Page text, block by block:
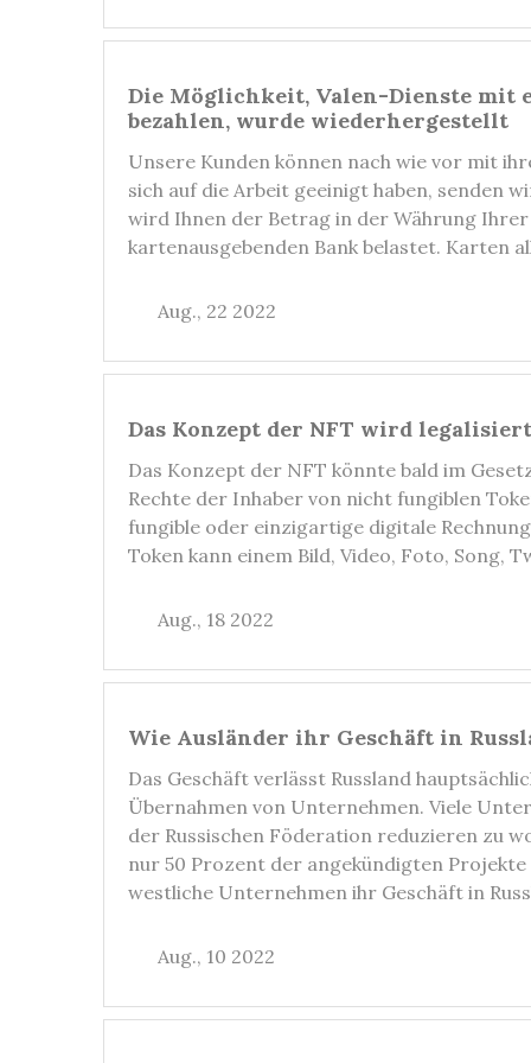
Die Möglichkeit, Valen-Dienste mit
bezahlen, wurde wiederhergestellt
Unsere Kunden können nach wie vor mit
sich auf die Arbeit geeinigt haben, senden
wird Ihnen der Betrag in der Währung
kartenausgebenden Bank belastet. Karten
Aug., 22 2022
Das Konzept der NFT wird
Das Konzept der NFT könnte bald im
Rechte der Inhaber von nicht fungiblen
fungible oder einzigartige digitale
Token kann einem Bild, Video, Foto, Song,
Aug., 18 2022
Wie Ausländer ihr Geschäft in
Das Geschäft verlässt Russland
Übernahmen von Unternehmen. Viele
der Russischen Föderation reduzieren zu
nur 50 Prozent der angekündigten
westliche Unternehmen ihr Geschäft in
Aug., 10 2022